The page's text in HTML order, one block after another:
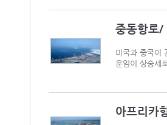
중동항로/
미국과 중국이
운임이 상승세
아프리카